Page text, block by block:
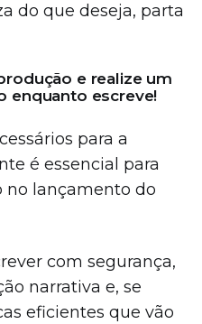
do que deseja, parta
e realize um
enquanto escreve!
para a
é essencial para
no lançamento do
com segurança,
narrativa e, se
eficientes que vão